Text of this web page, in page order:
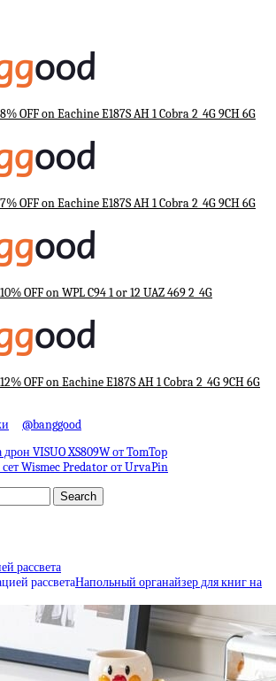
OFF on Eachine E187S AH 1 Cobra 2_4G 9CH 6G
OFF on Eachine E187S AH 1 Cobra 2_4G 9CH 6G
OFF on WPL C94 1 or 12 UAZ 469 2_4G
OFF on Eachine E187S AH 1 Cobra 2_4G 9CH 6G
@banggood
VISUO XS809W от TomTop
Wismec Predator от UrvaPin
рассвета
Напольный органайзер для книг на